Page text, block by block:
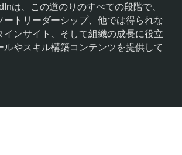
は、この道のりのすべての段階で、
ートリーダーシップ、他では得られな
インサイト、そして組織の成長に役立
ルやスキル構築コンテンツを提供して